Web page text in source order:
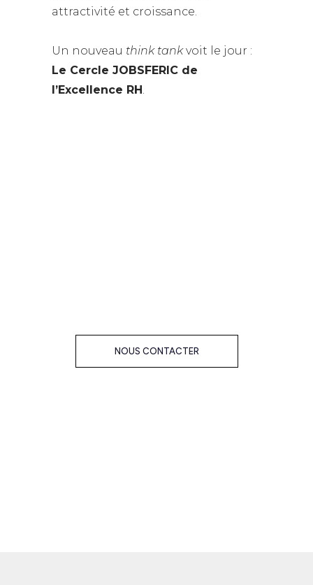
attractivité et croissance.
Un nouveau think tankvoit le jour :
Le Cercle JOBSFERIC de
l’Excellence RH.
NOUS CONTACTER